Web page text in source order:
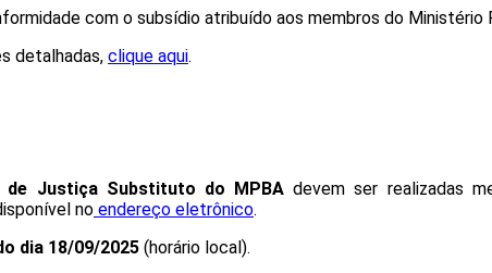
com o subsídio atribuído aos membros do Ministério
detalhadas, clique aqui.
de Justiça Substituto do MPBA devem ser realizadas
no endereço eletrônico.
dia 18/09/2025 (horário local).